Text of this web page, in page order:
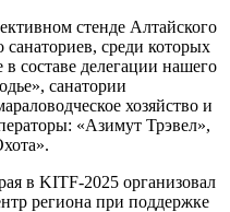
стенде Алтайского
санаториев, среди которых
составе делегации нашего
санатории
хозяйство и
«Азимут Трэвел»,
в KITF-2025 организовал
региона при поддержке